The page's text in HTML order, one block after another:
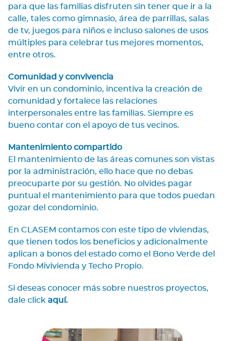
para que las familias disfruten sin tener que ir a la
calle, tales como gimnasio, área de parrillas, salas
de tv, juegos para niños e incluso salones de usos
múltiples para celebrar tus mejores momentos,
entre otros.
Comunidad y convivencia
Vivir en un condominio, incentiva la creación de
comunidad y fortalece las relaciones
interpersonales entre las familias. Siempre es
bueno contar con el apoyo de tus vecinos.
Mantenimiento compartido
El mantenimiento de las áreas comunes son vistas
por la administración, ello hace que no debas
preocuparte por su gestión. No olvides pagar
puntual el mantenimiento para que todos puedan
gozar del condominio.
En CLASEM contamos con este tipo de viviendas,
que tienen todos los beneficios y adicionalmente
aplican a bonos del estado como el Bono Verde del
Fondo Mivivienda y Techo Propio.
Si deseas conocer más sobre nuestros proyectos,
dale click aquí.